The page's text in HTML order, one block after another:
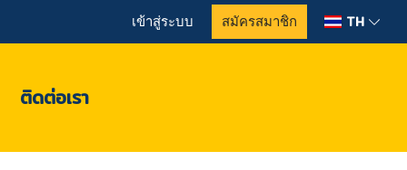
เข้าสู่ระบบ สมัครสมาชิก TH
ติดต่อเรา